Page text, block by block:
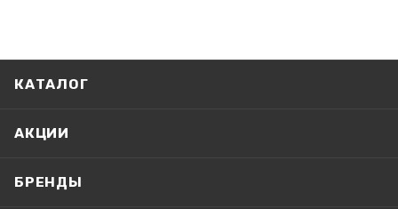
КАТАЛОГ
АКЦИИ
БРЕНДЫ